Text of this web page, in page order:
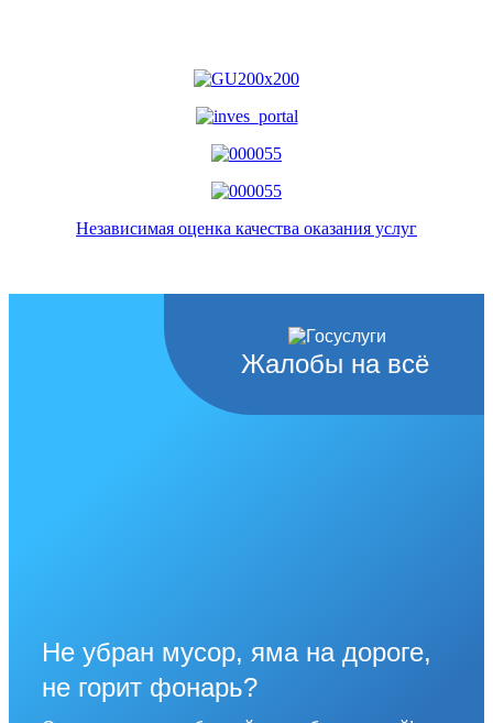
Независимая оценка качества оказания услуг
Жалобы на всё
Не убран мусор, яма на дороге,
не горит фонарь?